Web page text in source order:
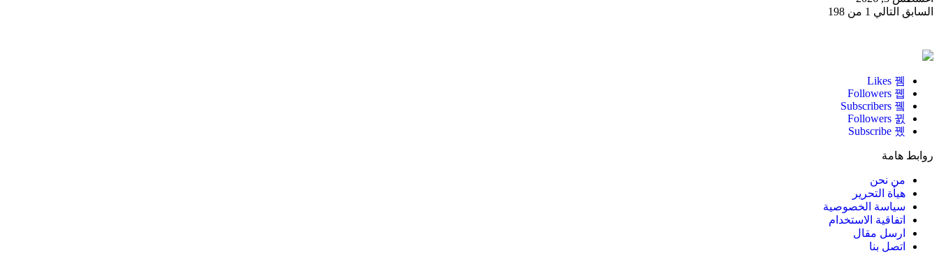
السابق التالي 1 من 198
روابط هامة
من نحن
هيأة التحرير
سياسة الخصوصية
اتفاقية الاستخدام
ارسل مقال
اتصل بنا